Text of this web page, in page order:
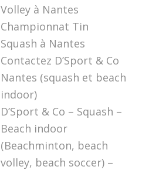
Volley à Nantes
Championnat Tin
Squash à Nantes
Contactez D’Sport & Co
Nantes (squash et beach
indoor)
D’Sport & Co – Squash –
Beach indoor
(Beachminton, beach
volley, beach soccer) –